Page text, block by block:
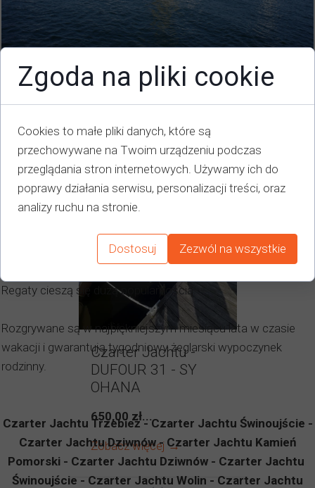
Do regat dołączają nowe jachty z akwenów bardzo znanych
w Polsce takich jak: Mazury, Solina, Gdynia.
Przybywają żeglarze ze śródlądzia z odległej Częstochowy, z
Tych, Dąbrowy Górniczej, Łodzi, Przemyśla.
Przypływają również na swoich jachtach żeglarze z
Regaty cieszą się dużą popularnością.
Rozgrywane są w najpiękniejszym miesiącu lata w czasie
wakacji i gwarantują tygodniowy żeglarski wypoczynek
rodzinny.
Czarter Jachtu Trzebież - Czarter Jachtu Świnoujście -
Czarter Jachtu Dziwnów - Czarter Jachtu Kamień
Pomorski - Czarter Jachtu Dziwnów - Czarter Jachtu
Świnoujście - Czarter Jachtu Wolin - Czarter Jachtu
BASTILLE
650,00 zł...
Zobacz więcej →
Czarter Jachtu -
DUFOUR 31 - SY
OHANA
650,00 zł...
Zobacz więcej →
Zgoda na pliki cookie
Cookies to małe pliki danych, które są
przechowywane na Twoim urządzeniu podczas
przeglądania stron internetowych. Używamy ich do
poprawy działania serwisu, personalizacji treści, oraz
analizy ruchu na stronie.
Dostosuj Zezwól na wszystkie